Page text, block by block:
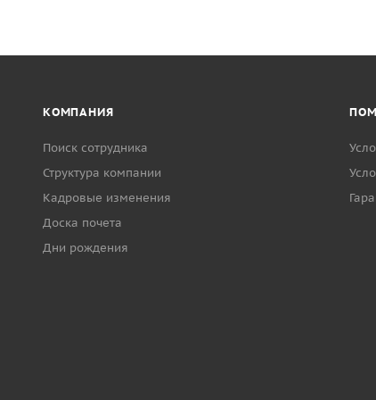
КОМПАНИЯ
Поиск сотрудника
Структура компании
Кадровые изменения
Доска почета
Дни рождения